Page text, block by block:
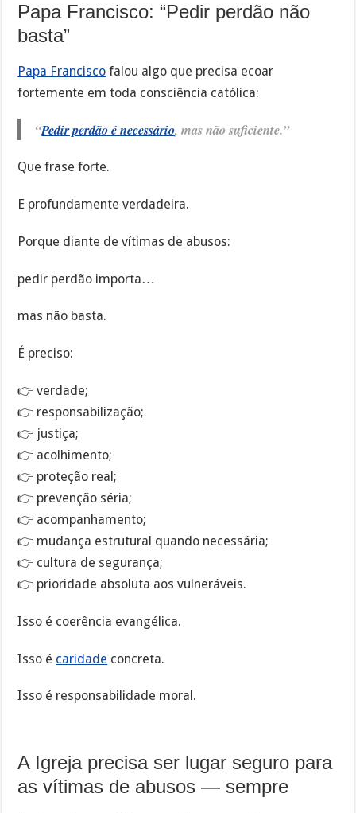
Papa Francisco: “Pedir perdão não
basta”
Papa Francisco falou algo que precisa ecoar
fortemente em toda consciência católica:
“Pedir perdão é necessário, mas não suficiente.”
Que frase forte.
E profundamente verdadeira.
Porque diante de vítimas de abusos:
pedir perdão importa…
mas não basta.
É preciso:
👉 verdade;
👉 responsabilização;
👉 justiça;
👉 acolhimento;
👉 proteção real;
👉 prevenção séria;
👉 acompanhamento;
👉 mudança estrutural quando necessária;
👉 cultura de segurança;
👉 prioridade absoluta aos vulneráveis.
Isso é coerência evangélica.
Isso é caridade concreta.
Isso é responsabilidade moral.
A Igreja precisa ser lugar seguro para
as vítimas de abusos — sempre